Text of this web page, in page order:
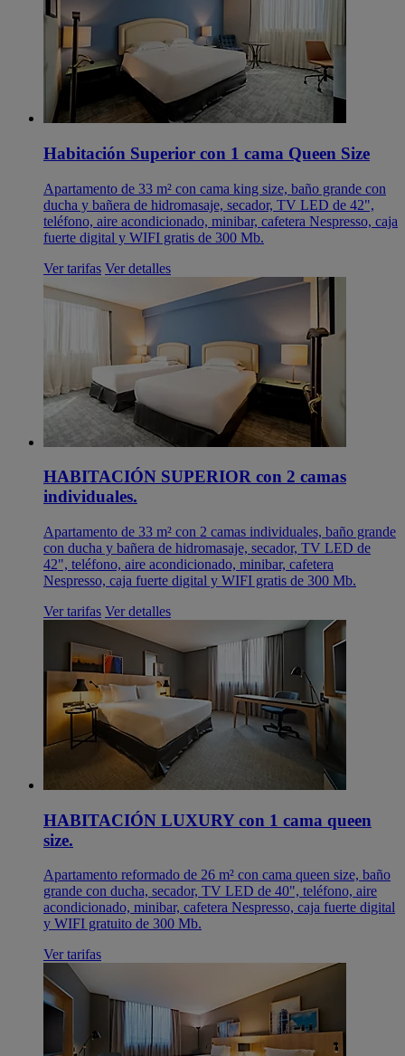
Habitación Superior con 1 cama Queen Size
Apartamento de 33 m² con cama king size, baño grande con
ducha y bañera de hidromasaje, secador, TV LED de 42",
teléfono, aire acondicionado, minibar, cafetera Nespresso, caja
fuerte digital y WIFI gratis de 300 Mb.
Ver tarifas Ver detalles
HABITACIÓN SUPERIOR con 2 camas
individuales.
Apartamento de 33 m² con 2 camas individuales, baño grande
con ducha y bañera de hidromasaje, secador, TV LED de
42", teléfono, aire acondicionado, minibar, cafetera
Nespresso, caja fuerte digital y WIFI gratis de 300 Mb.
Ver tarifas Ver detalles
HABITACIÓN LUXURY con 1 cama queen
size.
Apartamento reformado de 26 m² con cama queen size, baño
grande con ducha, secador, TV LED de 40", teléfono, aire
acondicionado, minibar, cafetera Nespresso, caja fuerte digital
y WIFI gratuito de 300 Mb.
Ver tarifas